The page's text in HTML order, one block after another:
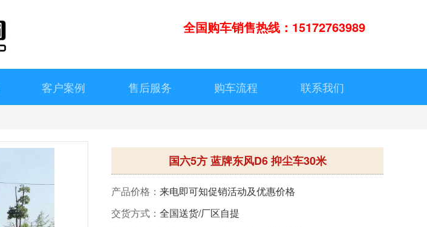
全国购车销售热线：15172763989
客户案例 售后服务 购车流程 联系我们
国六5方 蓝牌东风D6 抑尘车30米
产品价格： 来电即可知促销活动及优惠价格
交货方式： 全国送货/厂区自提